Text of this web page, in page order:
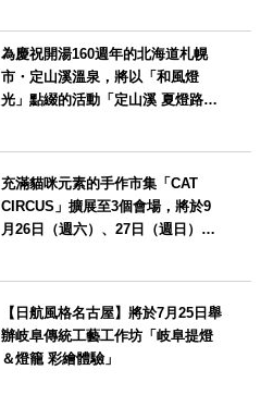
為慶祝開湯160週年的北海道札幌
市・定山溪溫泉，將以「和風燈
光」點綴的活動「定山溪 夏燈路
充滿貓咪元素的手作市集「CAT
CIRCUS」擴展至3個會場，將於9
月26日（週六）、27日（週日）在
【日航風格名古屋】將於7月25日舉
辦岐阜傳統工藝工作坊「岐阜提燈
＆燈籠 彩繪體驗」